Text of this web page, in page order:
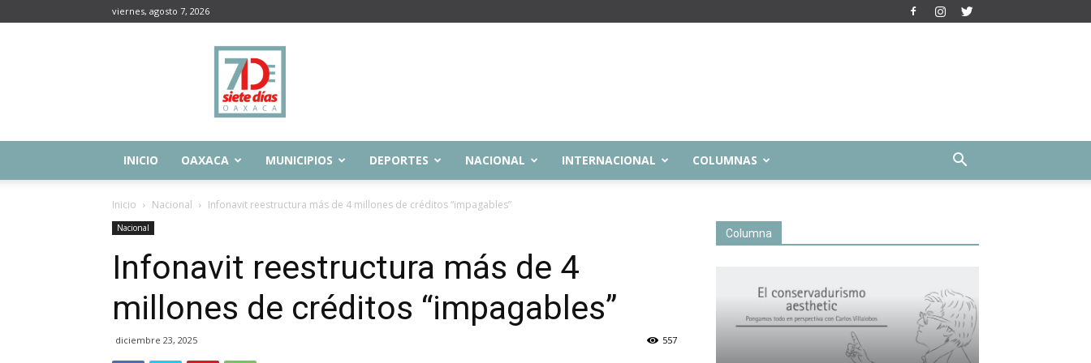
viernes, agosto 7, 2026
Siete
Días
Oaxaca
INICIO OAXACA MUNICIPIOS DEPORTES NACIONAL INTERNACIONAL COLUMNAS
Inicio Nacional Infonavit reestructura más de 4 millones de créditos “impagables”
Nacional
Infonavit reestructura más de 4
millones de créditos “impagables”
diciembre 23, 2025 557
Columna